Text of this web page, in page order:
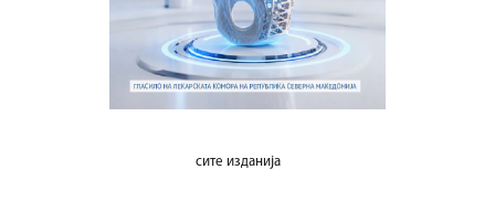
сите изданија